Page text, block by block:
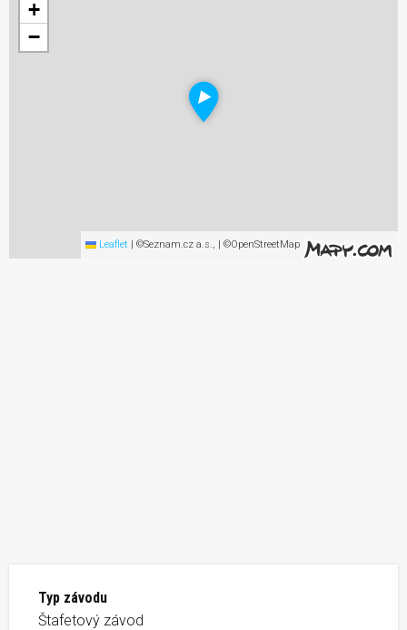
+
−
Leaflet | ©Seznam.cz a.s., | ©OpenStreetMap
Typ závodu
Štafetový závod